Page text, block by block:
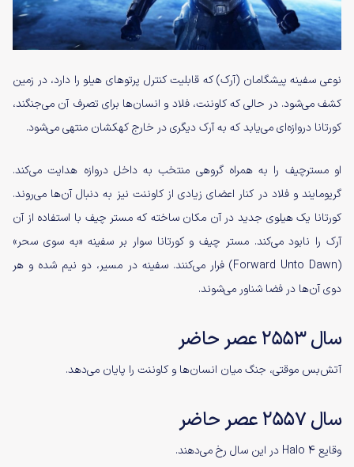
نوعی سفینه‌ پیشگامان (آرک) که قابلیت کنترل پرتوهای هیلو را دارد، در زمین
کشف می‌شود. در حالی که کاوننت، فلاد و انسان‌ها برای تصرف آن می‌جنگند،
کورتانا دروازه‌ای می‌یابد که به آرک دیگری در خارج کهکشان منتهی می‌شود.
او مستر‌چیف را به همراه گروهی منتخب به داخل دروازه هدایت می‌کند.
گریومایند و فلاد در کنار اعضای زیادی از کاوننت نیز به دنبال آن‌ها می‌روند.
کورتانا یک هیلو‌ی جدید در آن‌ مکان ساخته که مستر چیف با استفاده از آن
آرک را نابود می‌کند. مستر چیف و کورتانا سوار بر سفینه‌ «به سوی سحر»
(Forward Unto Dawn) فرار می‌کنند. سفینه در مسیر، دو نیم شده و هر
دوی آن‌ها در فضا شناور می‌شوند.
سال ۲۵۵۳ عصر حاضر
آتش‌بس موقتی، جنگ میان انسان‌ها و کاوننت را پایان می‌دهد.
سال ۲۵۵۷ عصر حاضر
وقایع Halo 4 در این سال رخ می‌دهند.